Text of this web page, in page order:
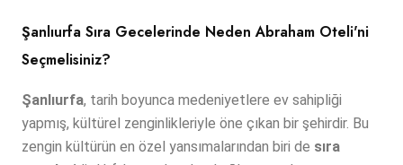
Şanlıurfa Sıra Gecelerinde Neden Abraham Oteli'ni
Seçmelisiniz?
Şanlıurfa, tarih boyunca medeniyetlere ev sahipliği
yapmış, kültürel zenginlikleriyle öne çıkan bir şehirdir. Bu
zengin kültürün en özel yansımalarından biri de sıra